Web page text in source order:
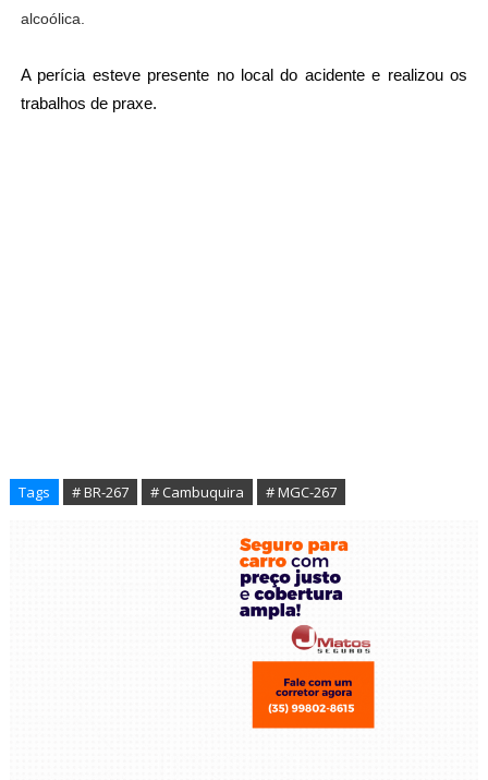
alcoólica.
A perícia esteve presente no local do acidente e realizou os
trabalhos de praxe.
Tags # BR-267 # Cambuquira # MGC-267